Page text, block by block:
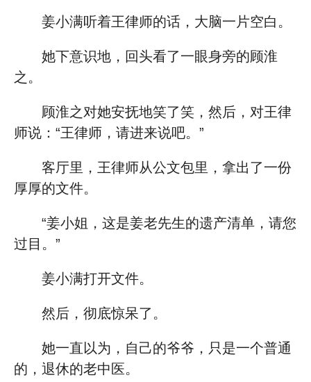
姜小满听着王律师的话，大脑一片空白。
她下意识地，回头看了一眼身旁的顾淮
之。
顾淮之对她安抚地笑了笑，然后，对王律
师说：“王律师，请进来说吧。”
客厅里，王律师从公文包里，拿出了一份
厚厚的文件。
“姜小姐，这是姜老先生的遗产清单，请您
过目。”
姜小满打开文件。
然后，彻底惊呆了。
她一直以为，自己的爷爷，只是一个普通
的，退休的老中医。